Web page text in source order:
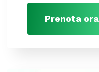
Prenota ora